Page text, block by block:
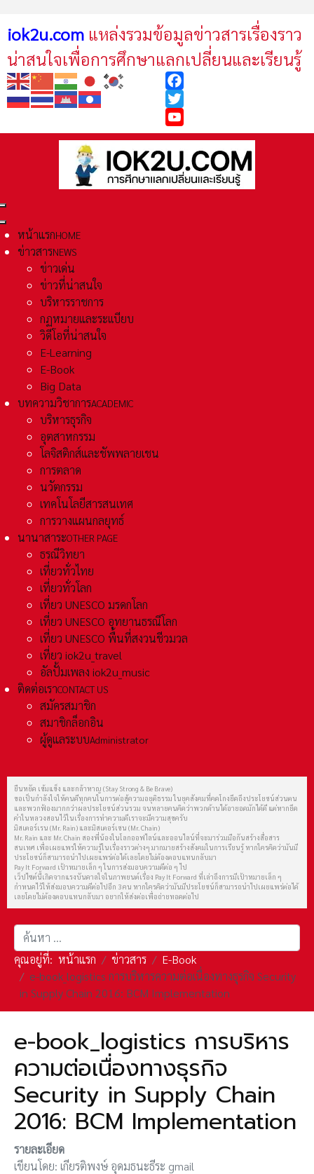
iok2u.com แหล่งรวมข้อมูลข่าวสารเรื่องราว
น่าสนใจเพื่อการศึกษาแลกเปลี่ยนและเรียนรู้
Facebook
Twitter
YouTube
หน้าแรกHOME
ข่าวสารNEWS
ข่าวเด่น
ข่าวที่น่าสนใจ
บริหารราชการ
กฏหมายและระเเบียบ
วิดีโอที่น่าสนใจ
E-Learning
E-Book
Big Data
บทความวิชาการACADEMIC
บริหารธุรกิจ
อุตสาหกรรม
โลจิสติกส์และชัพพลายเชน
การตลาด
นวัตกรรม
เทคโนโลยีสารสนเทศ
การวางแผนกลยุทธ์
นานาสาระOTHER PAGE
ธรณีวิทยา
เที่ยวทั่วไทย
เที่ยวทั่วโลก
เที่ยว UNESCO มรดกโลก
เที่ยว UNESCO อุทยานธรณีโลก
เที่ยว UNESCO พื้นที่สงวนชีวมวล
เที่ยว iok2u_travel
อัลปั้มเพลง iok2u_music
ติดต่อเราCONTACT US
สมัครสมาชิก
สมาชิกล็อกอิน
ผู้ดูแลระบบAdministrator
ยืนหยัด เข้มแข็ง และกล้าหาญ (Stay Strong & Be Brave)
ขอเป็นกำลังใจให้คนดีทุกคนในการต่อสู้ความอยุติธรรม ในยุคสังคมที่คดโกงยึดถึงประโยชน์ส่วนตน
และพวกฟ้องมากกว่าผลประโยชน์ส่วนรวม จนหลายคนคิดว่าพวกด้านได้อายอดมักได้ดี แต่หากยึด
คำในหลวงสอนไว้ในเรื่องการทำความดีเราจะมีความสุขครับ
มิสเตอร์เรน (Mr. Rain) และมิสเตอร์เชน (Mr. Chain)
Mr. Rain และ Mr. Chain สองพี่น้องในโลกออฟไลน์และออนไลน์ที่จะมาร่วมมือกันสร้างสื่อสาร
สนเทศ เพื่อเผยแพร่ให้ความรู้ในเรื่องราวต่างๆ มากมายสร้างสังคมในการเรียนรู้ หากใครคิดว่ามันมี
ประโยชน์ก็สามารถนำไปเผยแพร่ต่อได้เลยโดยไม่ต้องตอบแทนกลับมา
Pay It Forward เป้าหมายเล็ก ๆ ในการส่งมอบความดีต่อ ๆ ไป
เว็ปไซต์นี้เกิดจากแรงบันดาลใจในภาพยนต์เรื่อง Pay It Forward ที่เล่าถึงการมีเป้าหมายเล็ก ๆ
กำหนดไว้ให้ส่งมอบความดีต่อไปอีก 3 คน หากใครคิดว่ามันมีประโยชน์ก็สามารถนำไปเผยแพร่ต่อได้
เลยโดยไม่ต้องตอบแทนกลับมา อยากให้ส่งต่อเพื่อถ่ายทอดต่อไป
การค้นหา
คุณอยู่ที่: หน้าแรก ข่าวสาร
E-Book
e-book_logistics การบริหารความต่อเนื่องทางธุรกิจ Security
in Supply Chain 2016: BCM Implementation
e-book_logistics การบริหาร
ความต่อเนื่องทางธุรกิจ
Security in Supply Chain
2016: BCM Implementation
รายละเอียด
เขียนโดย: เกียรติพงษ์ อุดมธนะธีระ gmail